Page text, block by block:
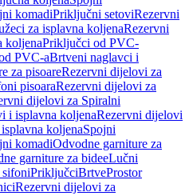
komadiPriključni setoviRezervni
za isplavna koljenaRezervni
koljenaPriključci od PVC-
PVC-aBrtveni naglavci i
za pisoareRezervni dijelovi za
pisoaraRezervni dijelovi za
dijelovi za Spiralni
i isplavna koljenaRezervni dijelovi
koljenaSpojni
komadiOdvodne garniture za
garniture za bideeLučni
PriključciBrtveProstor
Rezervni dijelovi za